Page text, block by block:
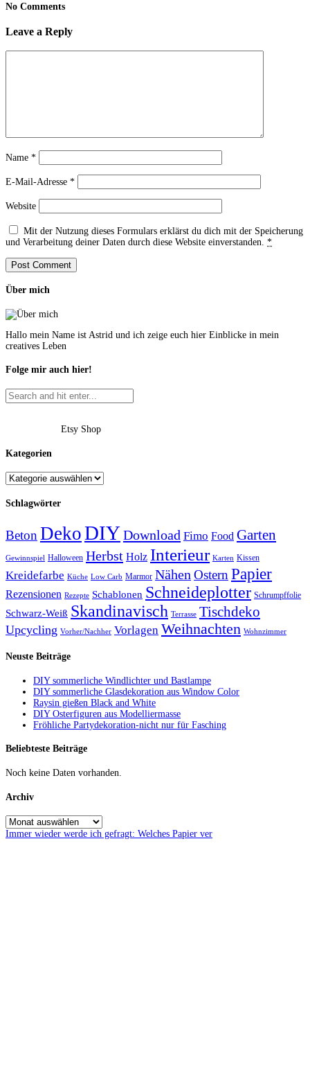
No Comments
Leave a Reply
Name *
E-Mail-Adresse *
Website
Mit der Nutzung dieses Formulars erklärst du dich mit der Speicherung
und Verarbeitung deiner Daten durch diese Website einverstanden. *
Über mich
Hallo mein Name ist Astrid und ich zeige euch hier Einblicke in mein
creatives Leben
Folge mir auch hier!
Etsy Shop
Kategorien
Schlagwörter
BetonDekoDIYDownload Fimo Food Garten
Gewinnspiel Halloween Herbst Holz Interieur Karten Kissen
Kreidefarbe Küche Low Carb Marmor NähenOsternPapier
Rezensionen Rezepte Schablonen Schneideplotter Schrumpffolie
Schwarz-Weiß Skandinavisch Terrasse Tischdeko
Upcycling Vorher/Nachher Vorlagen Weihnachten Wohnzimmer
Neuste Beiträge
DIY sommerliche Windlichter und Bastlampe
DIY sommerliche Glasdekoration aus Window Color
Raysin gießen Black and White
DIY Osterfiguren aus Modelliermasse
Fröhliche Partydekoration-nicht nur für Fasching
Beliebteste Beiträge
Noch keine Daten vorhanden.
Archiv
Immer wieder werde ich gefragt: Welches Papier ver